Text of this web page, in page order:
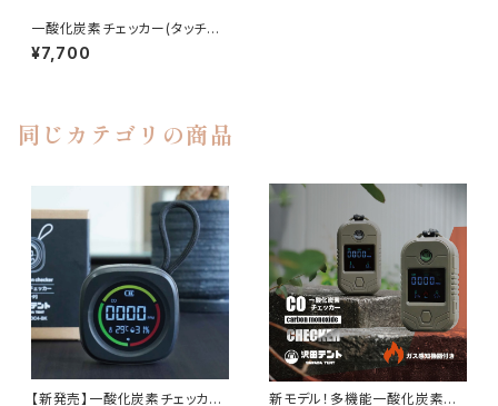
一酸化炭素チェッカー(タッチパ
ネルタイプ)
¥7,700
同じカテゴリの商品
【新発売】一酸化炭素チェッカー 新モデル！多機能一酸化炭素チ